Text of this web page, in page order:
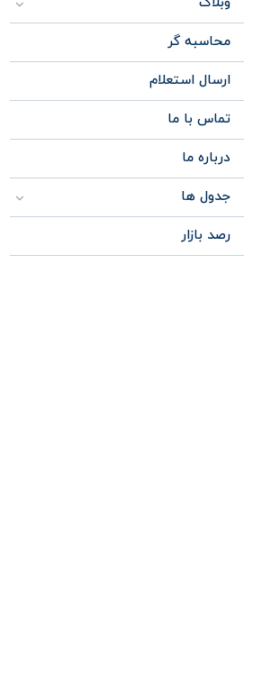
محاسبه گر
ارسال استعلام
تماس با ما
درباره ما
جدول ها
رصد بازار